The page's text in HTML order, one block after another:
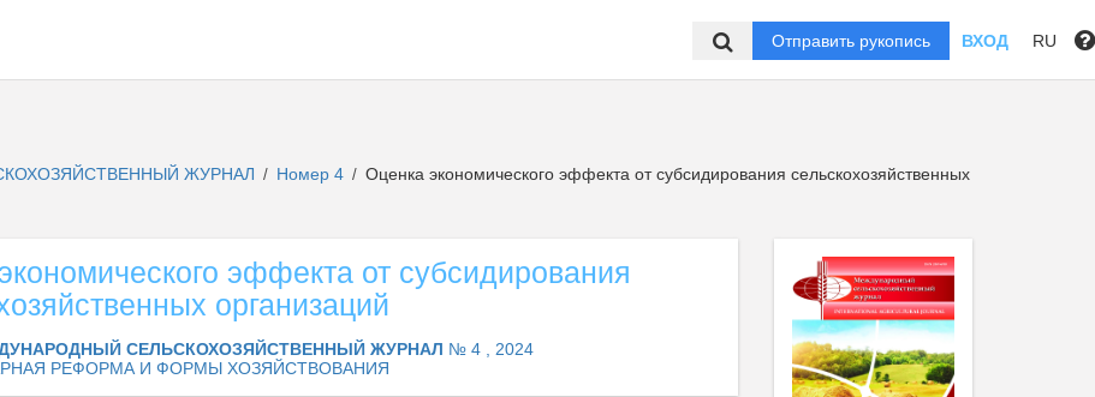
Отправить рукопись ВХОД RU
ЖУРНАЛ / Номер 4 / Оценка экономического эффекта от субсидирования сельскохозяйственных
эффекта от субсидирования
организаций
СЕЛЬСКОХОЗЯЙСТВЕННЫЙ ЖУРНАЛ № 4 , 2024
РЕФОРМА И ФОРМЫ ХОЗЯЙСТВОВАНИЯ